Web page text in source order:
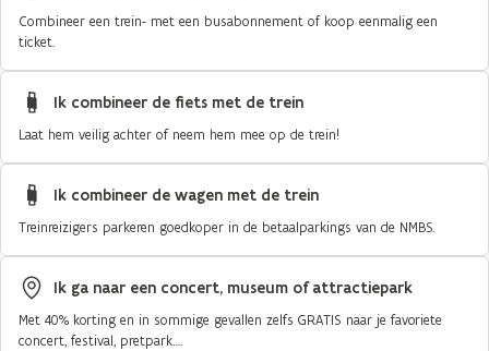
Combineer een trein- met een busabonnement of koop eenmalig een
ticket.
Ik combineer de fiets met de trein
Laat hem veilig achter of neem hem mee op de trein!
Ik combineer de wagen met de trein
Treinreizigers parkeren goedkoper in de betaalparkings van de NMBS.
Ik ga naar een concert, museum of attractiepark
Met 40% korting en in sommige gevallen zelfs GRATIS naar je favoriete
concert, festival, pretpark….